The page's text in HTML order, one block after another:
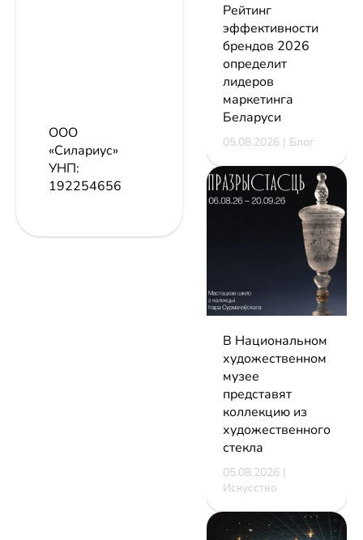
ООО
«Силариус»
УНП:
192254656
Рейтинг
эффективности
брендов 2026
определит
лидеров
маркетинга
Беларуси
05.08.2026 | Блог
В Национальном
художественном
музее
представят
коллекцию из
художественного
стекла
05.08.2026 |
Искусство